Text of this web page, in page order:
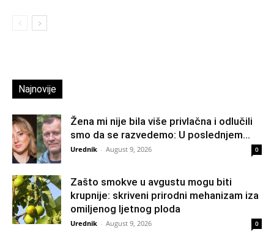
Najnovije
Žena mi nije bila više privlačna i odlučili
smo da se razvedemo: U poslednjem...
Urednik - August 9, 2026 0
Zašto smokve u avgustu mogu biti
krupnije: skriveni prirodni mehanizam iza
omiljenog ljetnog ploda
Urednik - August 9, 2026 0